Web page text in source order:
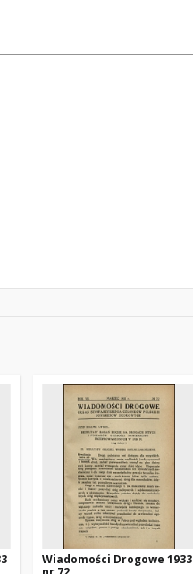
Wiadomości Drogowe 1933